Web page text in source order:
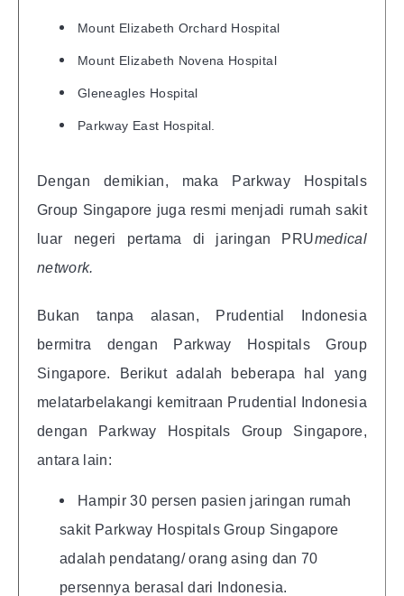
Mount Elizabeth Orchard Hospital
Mount Elizabeth Novena Hospital
Gleneagles Hospital
Parkway East Hospital.
Dengan demikian, maka Parkway Hospitals
Group Singapore juga resmi menjadi rumah sakit
luar negeri pertama di jaringan PRUmedical
network.
Bukan tanpa alasan, Prudential Indonesia
bermitra dengan Parkway Hospitals Group
Singapore. Berikut adalah beberapa hal yang
melatarbelakangi kemitraan Prudential Indonesia
dengan Parkway Hospitals Group Singapore,
antara lain:
Hampir 30 persen pasien jaringan rumah
sakit Parkway Hospitals Group Singapore
adalah pendatang/ orang asing dan 70
persennya berasal dari Indonesia.